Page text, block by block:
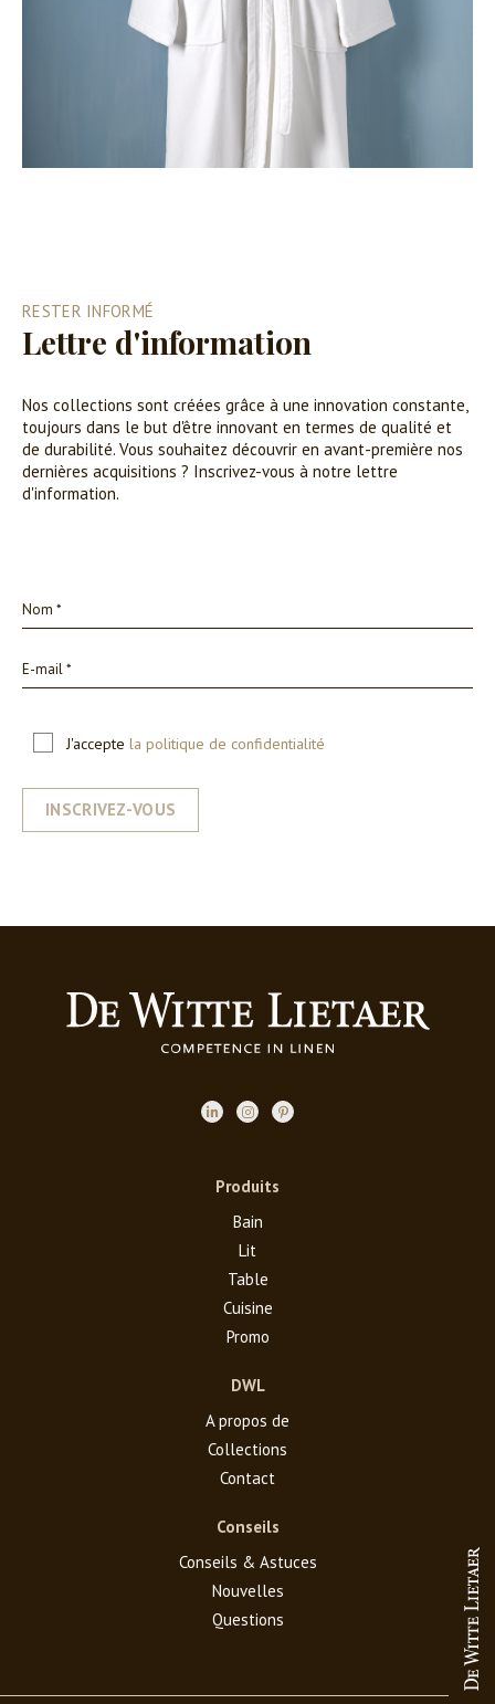
RESTER INFORMÉ
Lettre d'information
Nos collections sont créées grâce à une innovation constante,
toujours dans le but d'être innovant en termes de qualité et
de durabilité. Vous souhaitez découvrir en avant-première nos
dernières acquisitions ? Inscrivez-vous à notre lettre
d'information.
J'accepte la politique de confidentialité
INSCRIVEZ-VOUS
Produits
Bain
Lit
Table
Cuisine
Promo
DWL
A propos de
Collections
Contact
Conseils
Conseils & Astuces
Nouvelles
Questions